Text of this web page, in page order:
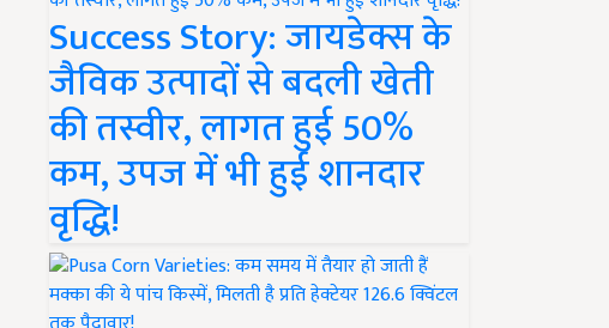
Success Story: जायडेक्स के
जैविक उत्पादों से बदली खेती
की तस्वीर, लागत हुई 50%
कम, उपज में भी हुई शानदार
वृद्धि!